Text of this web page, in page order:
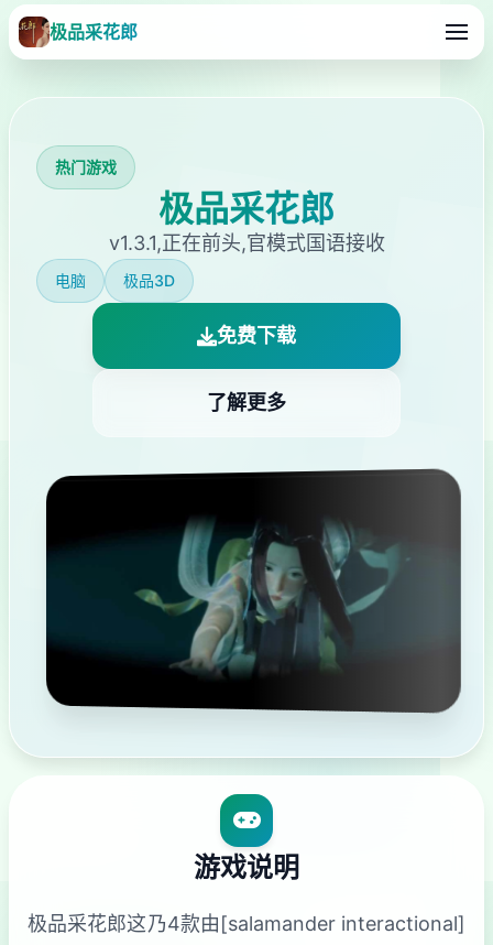
极品采花郎
热门游戏
极品采花郎
v1.3.1,正在前头,官模式国语接收
电脑 极品3D
免费下载
了解更多
游戏说明
极品采花郎这乃4款由[salamander interactional]